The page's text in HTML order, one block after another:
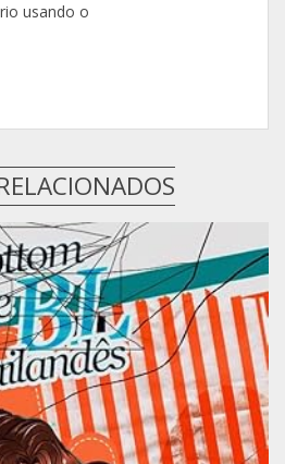
usando o